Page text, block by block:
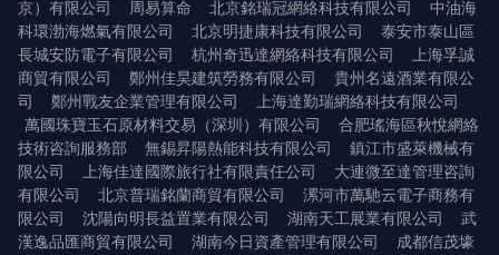
京）有限公司
周易算命 北京銘瑞冠網絡科技有限公司
中油海
科環渤海燃氣有限公司
北京明捷康科技有限公司
泰安市泰山區
長城安防電子有限公司
杭州奇迅達網絡科技有限公司
上海孚誠
商貿有限公司
鄭州佳昊建筑勞務有限公司
貴州名遠酒業有限公
司
鄭州戰友企業管理有限公司
上海達勤瑞網絡科技有限公司
萬國珠寶玉石原材料交易（深圳）有限公司
合肥瑤海區秋悅網絡
技術咨詢服務部
無錫昇陽熱能科技有限公司
鎮江市盛萊機械有
限公司
上海佳達國際旅行社有限責任公司
大連微至達管理咨詢
有限公司
北京普瑞銘蘭商貿有限公司
漯河市萬馳云電子商務有
限公司
沈陽向明長益置業有限公司 湖南天工展業有限公司
武
漢逸品匯商貿有限公司
湖南今日資產管理有限公司
成都信茂壕